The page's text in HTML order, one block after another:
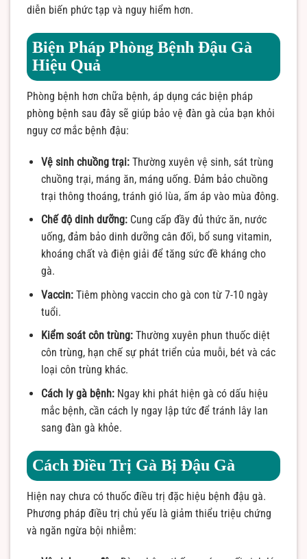
diễn biến phức tạp và nguy hiểm hơn.
Biện Pháp Phòng Bệnh Đậu Gà
Hiệu Quả
Phòng bệnh hơn chữa bệnh, áp dụng các biện pháp
phòng bệnh sau đây sẽ giúp bảo vệ đàn gà của bạn khỏi
nguy cơ mắc bệnh đậu:
Vệ sinh chuồng trại:Thường xuyên vệ sinh, sát trùng
chuồng trại, máng ăn, máng uống. Đảm bảo chuồng
trại thông thoáng, tránh gió lùa, ấm áp vào mùa đông.
Chế độ dinh dưỡng:Cung cấp đầy đủ thức ăn, nước
uống, đảm bảo dinh dưỡng cân đối, bổ sung vitamin,
khoáng chất và điện giải để tăng sức đề kháng cho
gà.
Vaccin:Tiêm phòng vaccin cho gà con từ 7-10 ngày
tuổi.
Kiểm soát côn trùng:Thường xuyên phun thuốc diệt
côn trùng, hạn chế sự phát triển của muỗi, bét và các
loại côn trùng khác.
Cách ly gà bệnh:Ngay khi phát hiện gà có dấu hiệu
mắc bệnh, cần cách ly ngay lập tức để tránh lây lan
sang đàn gà khỏe.
Cách Điều Trị Gà Bị Đậu Gà
Hiện nay chưa có thuốc điều trị đặc hiệu bệnh đậu gà.
Phương pháp điều trị chủ yếu là giảm thiểu triệu chứng
và ngăn ngừa bội nhiễm: